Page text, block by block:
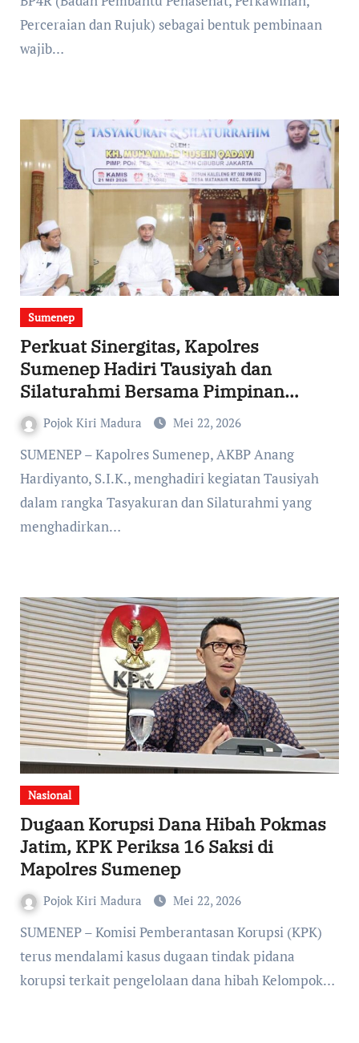
Perceraian dan Rujuk) sebagai bentuk pembinaan
wajib…
Sumenep
Perkuat Sinergitas, Kapolres
Sumenep Hadiri Tausiyah dan
Silaturahmi Bersama Pimpinan
Ponpes Al-Khalifah Cibubur
Pojok Kiri Madura Mei 22, 2026
SUMENEP – Kapolres Sumenep, AKBP Anang
Hardiyanto, S.I.K., menghadiri kegiatan Tausiyah
dalam rangka Tasyakuran dan Silaturahmi yang
menghadirkan…
Nasional
Dugaan Korupsi Dana Hibah Pokmas
Jatim, KPK Periksa 16 Saksi di
Mapolres Sumenep
Pojok Kiri Madura Mei 22, 2026
terus mendalami kasus dugaan tindak pidana
korupsi terkait pengelolaan dana hibah Kelompok…